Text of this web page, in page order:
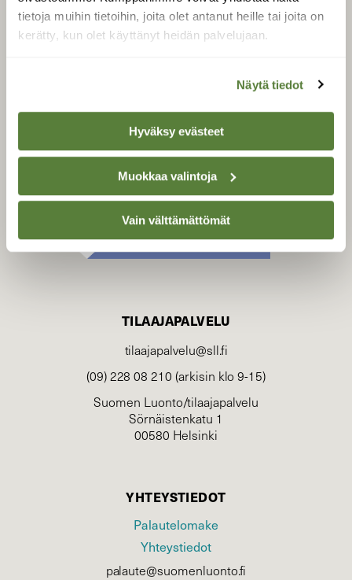
tietoja muihin tietoihin, joita olet antanut heille tai joita on
kerätty, kun olet käyttänyt heidän palvelujaan.
Näytä tiedot
Hyväksy evästeet
Muokkaa valintoja
Vain välttämättömät
SUOMEN LUONNON­
Suomen Luonto -lehden
kustantaja onSuomen
luonnonsuojelu­liitto.
TILAAJAPALVELU
tilaajapalvelu@sll.fi
(09) 228 08 210 (arkisin klo 9-15)
Suomen Luonto/tilaajapalvelu
Sörnäistenkatu 1
00580 Helsinki
YHTEYSTIEDOT
Palautelomake
Yhteystiedot
palaute@suomenluonto.fi